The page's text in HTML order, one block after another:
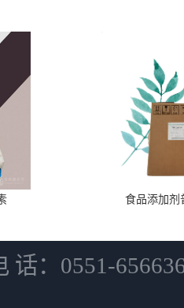
食品添加剂
话：0551-